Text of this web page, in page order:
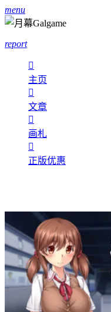
menu
report

主页

文章

画札

正版优惠